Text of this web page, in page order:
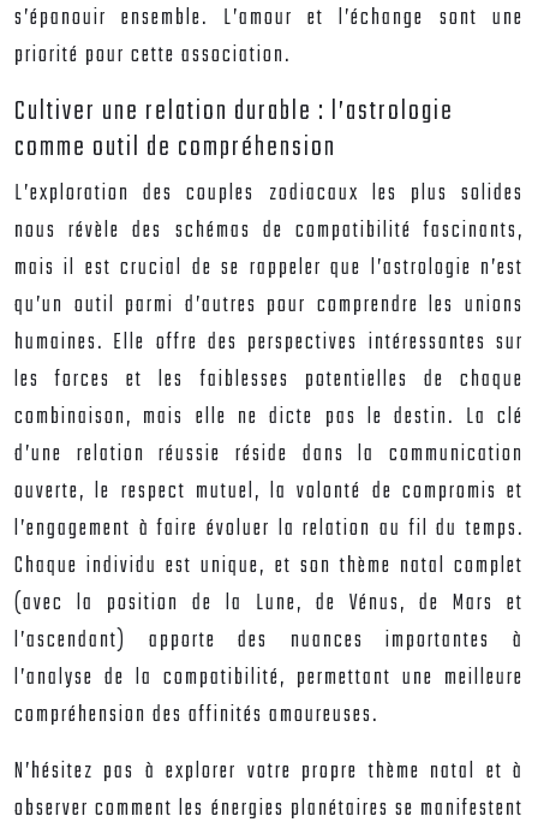
s’épanouir ensemble. L’amour et l’échange sont une
priorité pour cette association.
Cultiver une relation durable : l’astrologie
comme outil de compréhension
L’exploration des couples zodiacaux les plus solides
nous révèle des schémas de compatibilité fascinants,
mais il est crucial de se rappeler que l’astrologie n’est
qu’un outil parmi d’autres pour comprendre les unions
humaines. Elle offre des perspectives intéressantes sur
les forces et les faiblesses potentielles de chaque
combinaison, mais elle ne dicte pas le destin. La clé
d’une relation réussie réside dans la communication
ouverte, le respect mutuel, la volonté de compromis et
l’engagement à faire évoluer la relation au fil du temps.
Chaque individu est unique, et son thème natal complet
(avec la position de la Lune, de Vénus, de Mars et
l’ascendant) apporte des nuances importantes à
l’analyse de la compatibilité, permettant une meilleure
compréhension des affinités amoureuses.
N’hésitez pas à explorer votre propre thème natal et à
observer comment les énergies planétaires se manifestent